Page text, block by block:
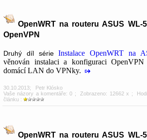
OpenWRT na routeru ASUS WL-
OpenVPN
Druhý díl sérieInstalace OpenWRT na
věnován instalaci a konfiguraci
domácí LAN do VPNky.
30.10.2013; Petr Klósko
Vaše názory a komentáře: 0 ; Zobrazeno: 12662 x ;
článku :
OpenWRT na routeru ASUS WL-